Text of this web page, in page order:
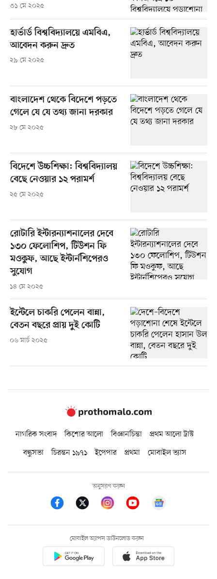
৩১ মে ২০২৫
হার্ভার্ড বিশ্ববিদ্যালয়ে এমবিএ,
আবেদন করুন দ্রুত
২৯ মে ২০২৫
বাংলাদেশ থেকে বিদেশে পড়তে
গেলে যে যে তথ্য জানা দরকার
২৮ মে ২০২৫
বিদেশে উচ্চশিক্ষা: বিশ্ববিদ্যালয়
বেছে নেওয়ার ১২ পরামর্শ
২৫ মে ২০২৫
রোটারি ইন্টারন্যাশনালের দেবে
১৩০ ফেলোশিপ, টিউশন ফি
মওকুফ, আছে ইন্টার্নশিপেরও
সুযোগ
১৪ মে ২০২৫
ইন্টেলে চাকরি পেলেন বান্না,
বেতন বছরে প্রায় দুই কোটি
০৬ মার্চ ২০২৫
নাগরিক সংবাদ কিশোর আলো বিজ্ঞানচিন্তা
প্রথম আলো ট্রাস্ট
বন্ধুসভা
চিরন্তন ১৯৭১ ইপেপার প্রথমা মোবাইল ভ্যাস
অনুসরণ করুন
মোবাইল অ্যাপস ডাউনলোড করুন